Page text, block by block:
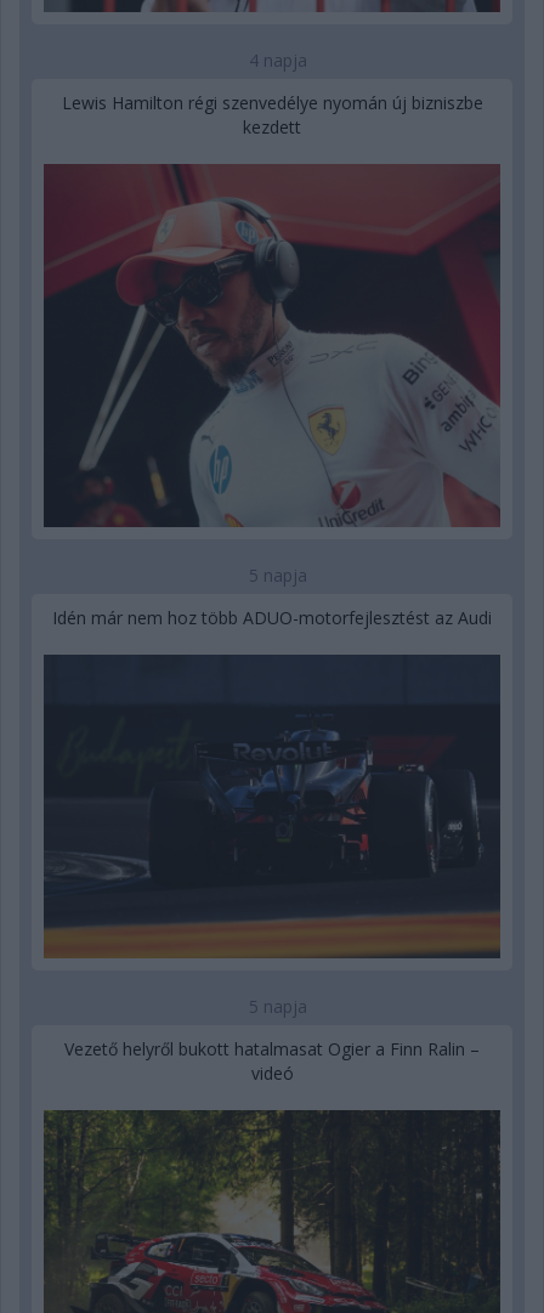
4 napja
Lewis Hamilton régi szenvedélye nyomán új bizniszbe
kezdett
5 napja
Idén már nem hoz több ADUO-motorfejlesztést az Audi
5 napja
Vezető helyről bukott hatalmasat Ogier a Finn Ralin –
videó